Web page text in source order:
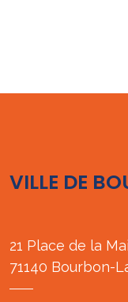
VILLE DE
21 Place de la
71140 Bourbon-